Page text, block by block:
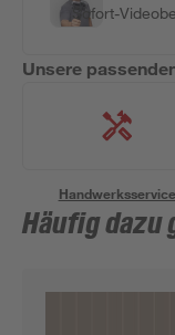
Sofort-
Unsere
Handwerksservice
Häufig dazu